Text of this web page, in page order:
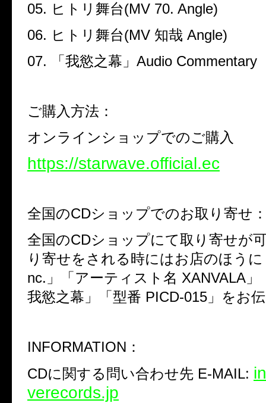
05. ヒトリ舞台(MV 70. Angle)
06. ヒトリ舞台(MV 知哉 Angle)
07.
「我慾之幕」 Audio Commentary
ご購入方法：
オンラインショップでのご購入
https://starwave.official.ec
全国のCDショップでのお取り寄せ
全国のCDショップにて取り寄せが
り寄せをされる時にはお店のほうに
nc. 」「アーティスト名 XANVALA
我慾之幕」「型番 PICD-015 」をお
INFORMATION ：
CDに関する問い合わせ先 E-MAIL:
verecords.jp